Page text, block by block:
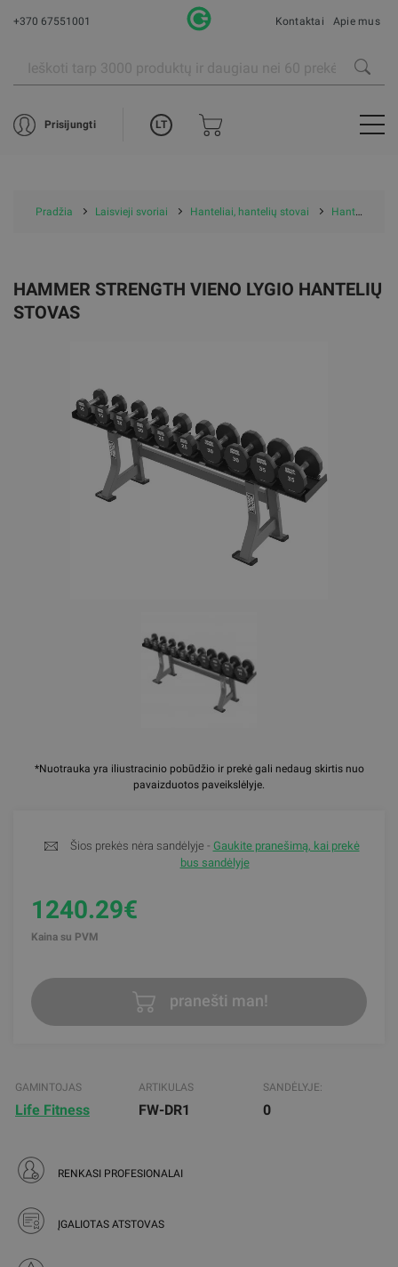
+370 67551001 Kontaktai Apie mus
Prisijungti LT
Pradžia Laisvieji svoriai Hanteliai, hantelių stovai Hantelių stovai
*Nuotrauka yra iliustracinio pobūdžio ir prekė gali nedaug skirtis nuo
pavaizduotos paveikslėlyje.
HAMMER STRENGTH VIENO LYGIO HANTELIŲ
STOVAS
Šios prekės nėra sandėlyje - Gaukite pranešimą, kai prekė
bus sandėlyje
1240.29€
Kaina su PVM
pranešti man!
GAMINTOJAS
Life Fitness
ARTIKULAS
FW-DR1
SANDĖLYJE:
0
RENKASI PROFESIONALAI
ĮGALIOTAS ATSTOVAS